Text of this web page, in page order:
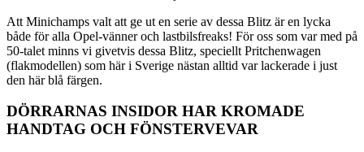
Att Minichamps valt att ge ut en serie av dessa Blitz är en lycka
både för alla Opel-vänner och lastbilsfreaks! För oss som var med på
50-talet minns vi givetvis dessa Blitz, speciellt Pritchenwagen
(flakmodellen) som här i Sverige nästan alltid var lackerade i just
den här blå färgen.
DÖRRARNAS INSIDOR HAR KROMADE
HANDTAG OCH FÖNSTERVEVAR